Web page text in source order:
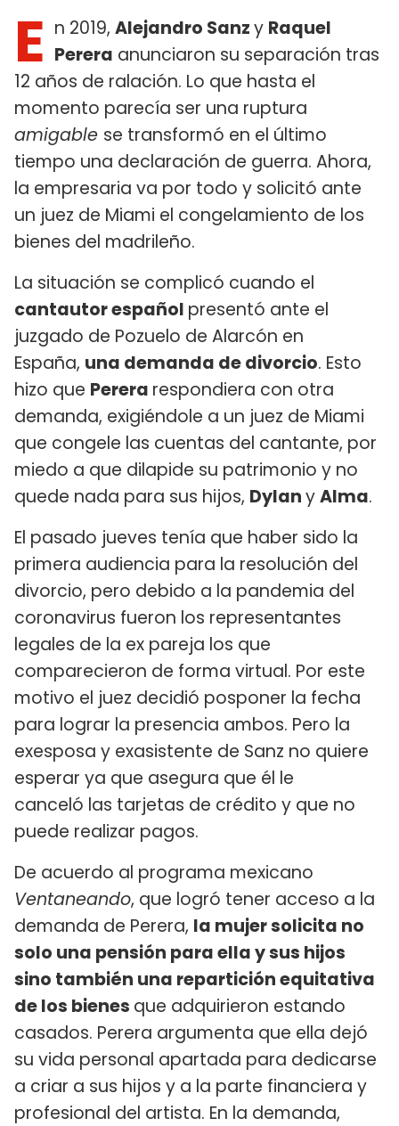
E n 2019, Alejandro Sanzy Raquel
Perera anunciaron su separación tras
12 años de ralación. Lo que hasta el
momento parecía ser una ruptura
amigable se transformó en el último
tiempo una declaración de guerra. Ahora,
la empresaria va por todo y solicitó ante
un juez de Miami el congelamiento de los
bienes del madrileño.
La situación se complicó cuando el
cantautor español presentó ante el
juzgado de Pozuelo de Alarcón en
España, una demanda de divorcio. Esto
hizo que Perera respondiera con otra
demanda, exigiéndole a un juez de Miami
que congele las cuentas del cantante, por
miedo a que dilapide su patrimonio y no
quede nada para sus hijos, DylanyAlma.
El pasado jueves tenía que haber sido la
primera audiencia para la resolución del
divorcio, pero debido a la pandemia del
coronavirus fueron los representantes
legales de la ex pareja los que
comparecieron de forma virtual. Por este
motivo el juez decidió posponer la fecha
para lograr la presencia ambos. Pero la
exesposa y exasistente de Sanz no quiere
esperar ya que asegura que él le
canceló las tarjetas de crédito y que no
puede realizar pagos.
De acuerdo al programa mexicano
Ventaneando, que logró tener acceso a la
demanda de Perera, la mujer solicita no
solo una pensión para ella y sus hijos
sino también una repartición equitativa
de los bienes que adquirieron estando
casados. Perera argumenta que ella dejó
su vida personal apartada para dedicarse
a criar a sus hijos y a la parte financiera y
profesional del artista. En la demanda,